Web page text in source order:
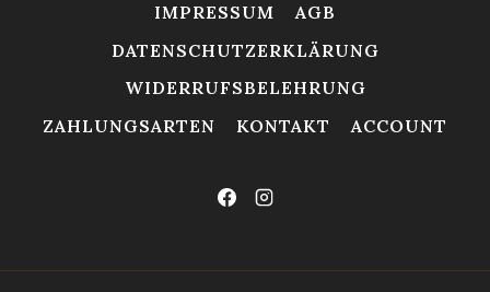
IMPRESSUM
AGB
DATENSCHUTZERKLÄRUNG
WIDERRUFSBELEHRUNG
ZAHLUNGSARTEN
KONTAKT ACCOUNT